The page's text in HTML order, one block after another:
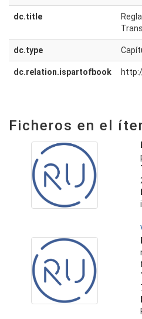
dc.title
dc.type
dc.relation.ispartofbook
Ficheros en el